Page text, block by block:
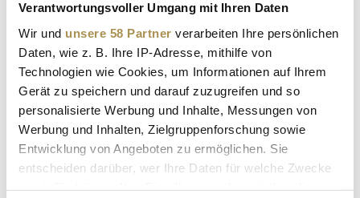
Verantwortungsvoller Umgang mit Ihren Daten
Wir und unsere 58 Partner verarbeiten Ihre persönlichen
Daten, wie z. B. Ihre IP-Adresse, mithilfe von
Technologien wie Cookies, um Informationen auf Ihrem
Gerät zu speichern und darauf zuzugreifen und so
personalisierte Werbung und Inhalte, Messungen von
Werbung und Inhalten, Zielgruppenforschung sowie
Entwicklung von Angeboten zu ermöglichen. Sie
entscheiden darüber, wer Ihre Daten für welche Zwecke